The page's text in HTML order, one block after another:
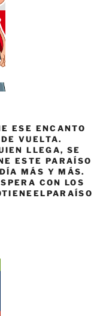
ESE ENCANTO
VUELTA.
LLEGA, SE
ESTE PARAÍSO
MÁS Y MÁS.
CON LOS